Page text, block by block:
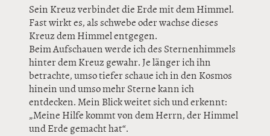
Sein Kreuz verbindet die Erde mit dem Himmel.
Fast wirkt es, als schwebe oder wachse dieses
Kreuz dem Himmel entgegen.
Beim Aufschauen werde ich des Sternenhimmels
hinter dem Kreuz gewahr. Je länger ich ihn
betrachte, umso tiefer schaue ich in den Kosmos
hinein und umso mehr Sterne kann ich
entdecken. Mein Blick weitet sich und erkennt:
„Meine Hilfe kommt von dem Herrn, der Himmel
und Erde gemacht hat“.